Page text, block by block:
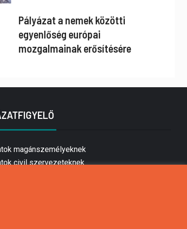
Pályázat a nemek közötti
egyenlőség európai
mozgalmainak erősítésére
magánszemélyeknek
civil szervezeteknek